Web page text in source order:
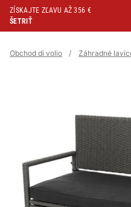
ZÍSKAJTE ZĽAVU AŽ 356 €
ŠETRIŤ
Obchod di volio / Záhradné